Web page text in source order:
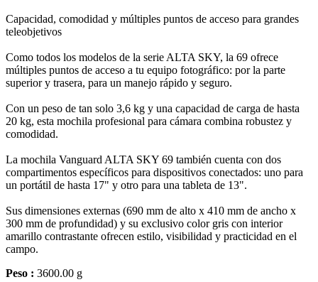
Capacidad, comodidad y múltiples puntos de acceso para grandes
teleobjetivos
Como todos los modelos de la serie ALTA SKY, la 69 ofrece
múltiples puntos de acceso a tu equipo fotográfico: por la parte
superior y trasera, para un manejo rápido y seguro.
Con un peso de tan solo 3,6 kg y una capacidad de carga de hasta
20 kg, esta mochila profesional para cámara combina robustez y
comodidad.
La mochila Vanguard ALTA SKY 69 también cuenta con dos
compartimentos específicos para dispositivos conectados: uno para
un portátil de hasta 17" y otro para una tableta de 13".
Sus dimensiones externas (690 mm de alto x 410 mm de ancho x
300 mm de profundidad) y su exclusivo color gris con interior
amarillo contrastante ofrecen estilo, visibilidad y practicidad en el
campo.
Peso : 3600.00 g